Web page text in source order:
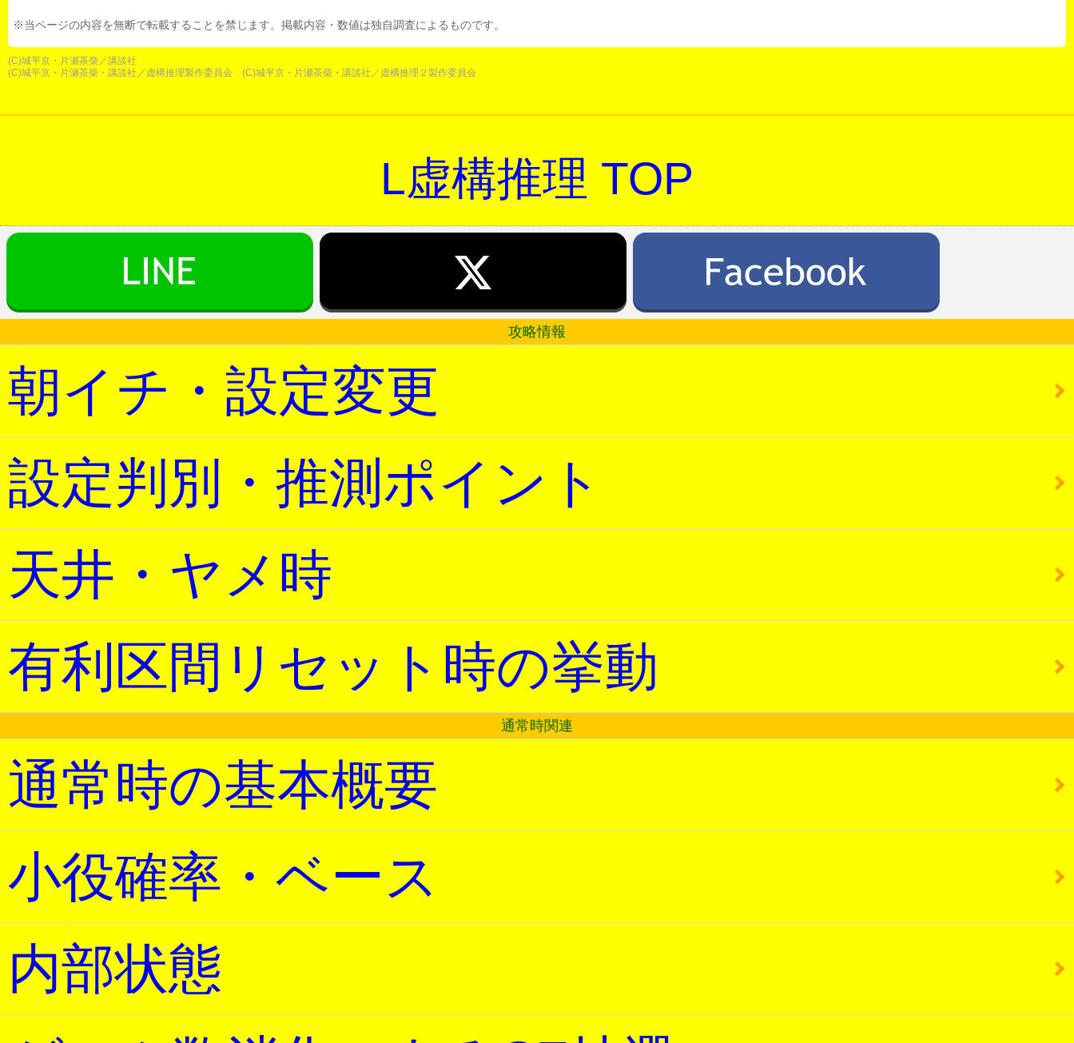
※当ページの内容を無断で転載することを禁じます。掲載内容・数値は独自調査によるものです。
(C)城平京・片瀬茶柴／講談社
(C)城平京・片瀬茶柴・講談社／虚構推理製作委員会 (C)城平京・片瀬茶柴・講談社／虚構推理２製作委員会
L虚構推理 TOP
攻略情報
朝イチ・設定変更
設定判別・推測ポイント
天井・ヤメ時
有利区間リセット時の挙動
通常時関連
通常時の基本概要
小役確率・ベース
内部状態